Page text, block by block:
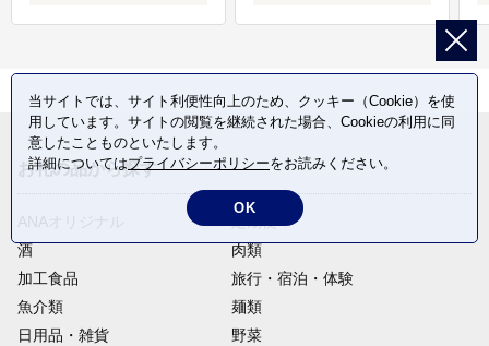
お礼の品から探す
定期便
酒
肉類
加工食品
旅行・宿泊・体験
魚介類
麺類
日用品・雑貨
野菜
当サイトでは、サイト利便性向上のため、クッキー（Cookie）を使
用しています。サイトの閲覧を継続された場合、Cookieの利用に同
意したことものといたします。
詳細についてはプライバシーポリシーをお読みください。
OK